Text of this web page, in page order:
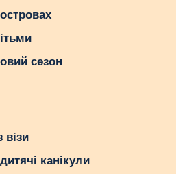
сезон
візи
канікули